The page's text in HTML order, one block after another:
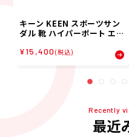
キーン KEEN スポーツサン
ダル 靴 ハイパーポート エイ
028652 メンズ 男性
¥15,400 (税込)
Recently
最近